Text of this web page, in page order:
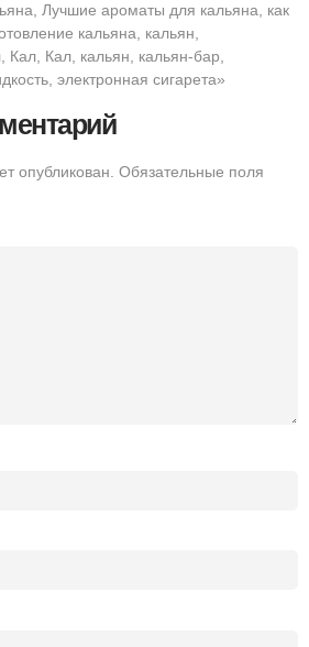
Лучшие ароматы для кальяна, как
кальяна, кальян,
Кал, кальян, кальян-бар,
электронная сигарета»
опубликован. Обязательные поля